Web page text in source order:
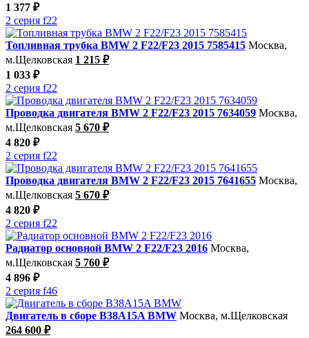
1 377 ₽
2 серия f22
Топливная трубка BMW 2 F22/F23 2015 7585415 Москва,
м.Щелковская 1 215 ₽
1 033 ₽
2 серия f22
Проводка двигателя BMW 2 F22/F23 2015 7634059 Москва,
м.Щелковская 5 670 ₽
4 820 ₽
2 серия f22
Проводка двигателя BMW 2 F22/F23 2015 7641655 Москва,
м.Щелковская 5 670 ₽
4 820 ₽
2 серия f22
Радиатор основной BMW 2 F22/F23 2016 Москва,
м.Щелковская 5 760 ₽
4 896 ₽
2 серия f46
Двигатель в сборе B38A15A BMW Москва, м.Щелковская
264 600 ₽